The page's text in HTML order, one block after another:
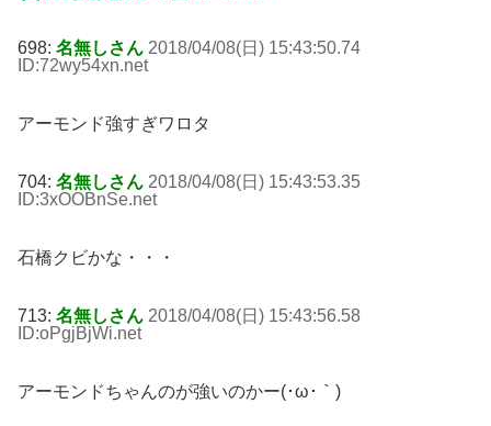
698: 名無しさん 2018/04/08(日) 15:43:50.74
ID:72wy54xn.net
アーモンド強すぎワロタ
704: 名無しさん 2018/04/08(日) 15:43:53.35
ID:3xOOBnSe.net
石橋クビかな・・・
713: 名無しさん 2018/04/08(日) 15:43:56.58
ID:oPgjBjWi.net
アーモンドちゃんのが強いのかー(･ω･｀)